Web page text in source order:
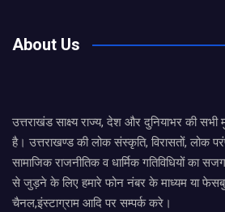
About Us
उत्तराखंड साक्ष्य राज्य, देश और दुनियाभर की सभी
है। उत्तराखण्ड की लोक संस्कृति, विरासतों, लोक
सामाजिक राजनीतिक व धार्मिक गतिविधियों का
से जुड़ने के लिए हमारे फोन नंबर के माध्यम या
चैनल,इंस्टाग्राम आदि पर सम्पर्क करे।